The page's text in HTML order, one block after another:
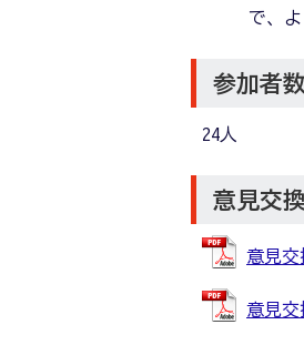
で、
参加者
24人
意見交
意見交
意見交